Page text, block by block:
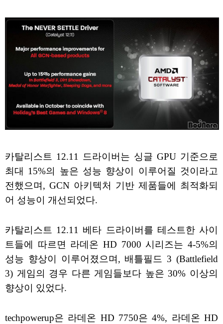
카탈리스트 12.11 드라이버는 싱글 GPU 기준으로
최대 15%의 높은 성능 향상이 이루어질 것이라고
전했으며, GCN 아키텍처 기반 제품들에 최적화되
어 성능이 개선되었다.
카탈리스트 12.11 베타 드라이버를 테스트한 사이
트들에 따르면 라데온 HD 7000 시리즈는 4-5%의
성능 향상이 이루어졌으며, 배틀필드 3 (Battlefield
3) 게임의 경우 다른 게임들보다 높은 30% 이상의
향상이 있었다.
techpowerup은 라데온 HD 7750은 4%, 라데온 HD